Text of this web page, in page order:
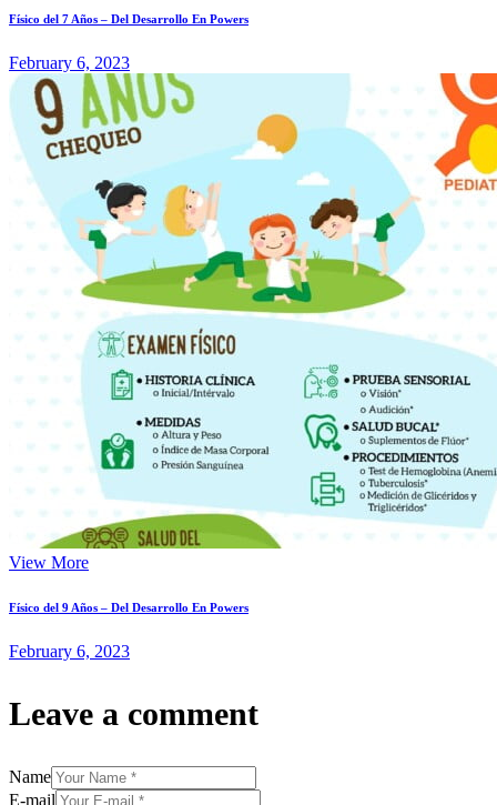
Físico del 7 Años – Del Desarrollo En Powers
February 6, 2023
View More
Físico del 9 Años – Del Desarrollo En Powers
February 6, 2023
Leave a comment
Name
E-mail